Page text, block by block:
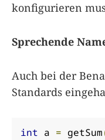
konfigurieren
Sprechende
Auch bei der
Standards
int a = getSum